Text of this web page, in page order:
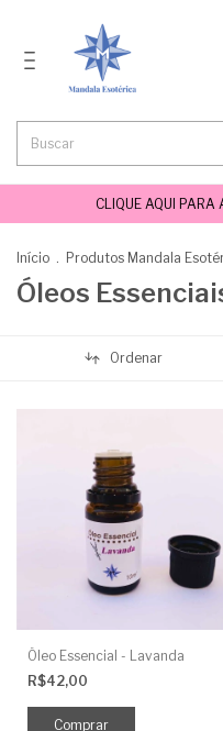
CLIQUE AQUI PARA
Início . Produtos Mandala
Óleos
Ordenar
Óleo Essencial - Lavanda
R$42,00